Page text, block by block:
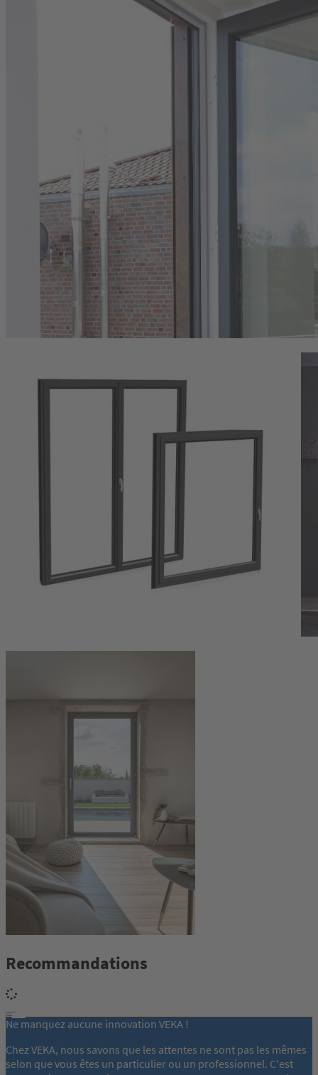
Recommandations
Ne manquez aucune innovation VEKA !
Chez VEKA, nous savons que les attentes ne sont pas les mêmes
selon que vous êtes un particulier ou un professionnel. C'est